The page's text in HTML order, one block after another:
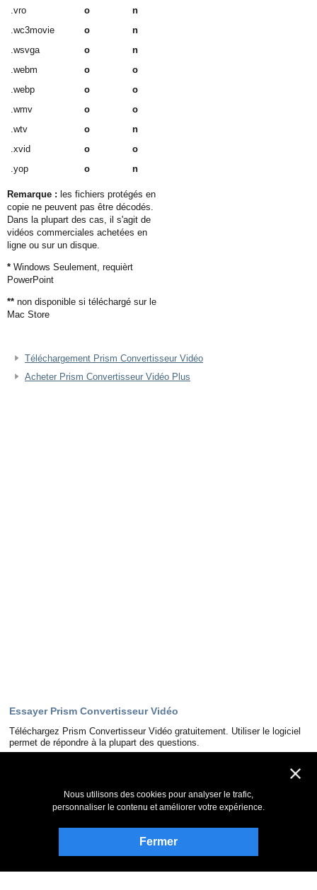
.vro
o
n
.wc3movie
o
n
.wsvga
o
n
.webm
o
o
.webp
o
o
.wmv
o
o
.wtv
o
n
.xvid
o
o
.yop
o n
Remarque : les fichiers protégés en
copie ne peuvent pas être décodés.
Dans la plupart des cas, il s'agit de
vidéos commerciales achetées en
ligne ou sur un disque.
* Windows Seulement, requièrt
PowerPoint
** non disponible si téléchargé sur le
Mac Store
Téléchargement Prism Convertisseur Vidéo
Acheter Prism Convertisseur Vidéo Plus
Essayer Prism Convertisseur Vidéo
Téléchargez Prism Convertisseur Vidéo gratuitement. Utiliser le logiciel
permet de répondre à la plupart des questions.
Rester informé
S’abonner à notre bulletin d’information
Page Facebook de NCH
Nous utilisons des cookies pour analyser le trafic,
personnaliser le contenu et améliorer votre expérience.
Fermer